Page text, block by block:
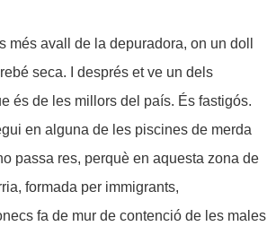
avall de la depuradora, on un doll
seca. I després et ve un dels
és de les millors del país. És fastigós.
en alguna de les piscines de merda
passa res, perquè en aquesta zona de
formada per immigrants,
fa de mur de contenció de les males